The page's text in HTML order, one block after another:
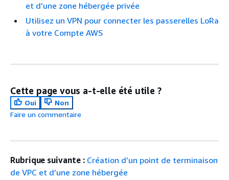
et d’une zone hébergée privée
Utilisez un VPN pour connecter les passerelles LoRa
à votre Compte AWS
Cette page vous a-t-elle été utile ?
Oui
Non
Faire un commentaire
Rubrique suivante : Création d’un point de terminaison
de VPC et d’une zone hébergée